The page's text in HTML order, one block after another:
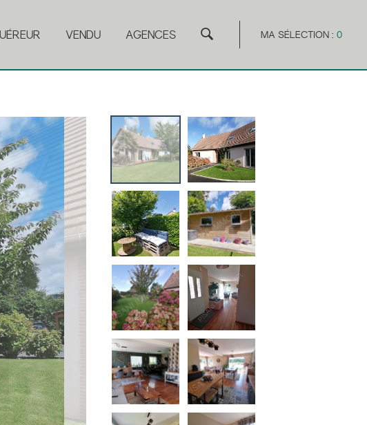
VENDU AGENCES MA SÉLECTION : 0